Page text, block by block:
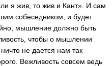
я жив, то жив и Кант». И сам
собеседником, и будет
мышление должно быть
чтобы о мышлении
не дается нам так
Вежливость совсем ведь